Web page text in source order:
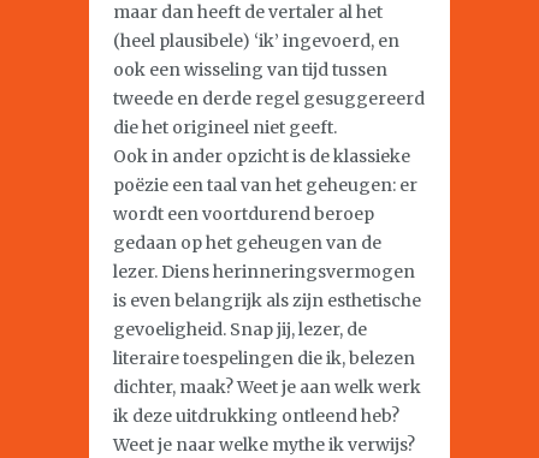
maar dan heeft de vertaler al het
(heel plausibele) ‘ik’ ingevoerd, en
ook een wisseling van tijd tussen
tweede en derde regel gesuggereerd
die het origineel niet geeft.
Ook in ander opzicht is de klassieke
poëzie een taal van het geheugen: er
wordt een voortdurend beroep
gedaan op het geheugen van de
lezer. Diens herinneringsvermogen
is even belangrijk als zijn esthetische
gevoeligheid. Snap jij, lezer, de
literaire toespelingen die ik, belezen
dichter, maak? Weet je aan welk werk
ik deze uitdrukking ontleend heb?
Weet je naar welke mythe ik verwijs?